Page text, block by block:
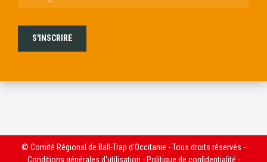
© Comité Régional de Ball-Trap d'Occitanie - Tous droits réservés -
Conditions générales d'utilisation - Politique de confidentialité -